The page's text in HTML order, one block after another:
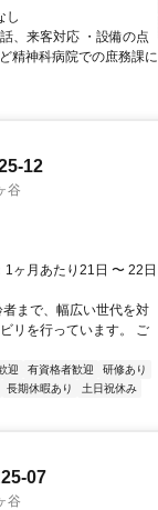
し
、来客対応 ・設備の点
精神科病院での庶務課に
12
谷
ヶ月あたり21日 〜 22日
まで、幅広い世代を対
リを行っています。 ご
迎 有資格者歓迎
研修あり
長期休暇あり
土日祝休み
07
谷